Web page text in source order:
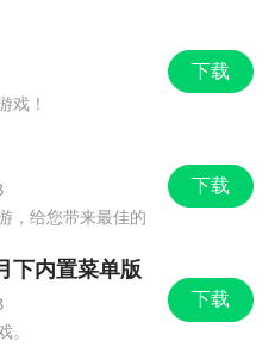
可以直接把炸送给ta
都有枪，不同的枪杀伤
样。小手枪可以送给同
按a看看有没有备用弹夹
，一路烧过去。
下载
戏！
下载
，给您带来最佳的
下载
下内置菜单版
。